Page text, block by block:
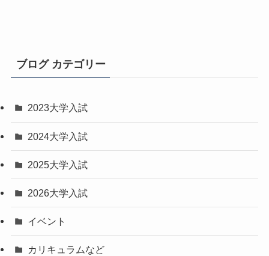
ブログ カテゴリー
2023大学入試
2024大学入試
2025大学入試
2026大学入試
イベント
カリキュラムなど